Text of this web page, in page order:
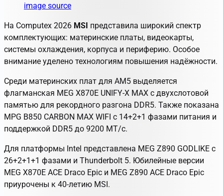
image source
На Computex 2026 MSI представила широкий спектр
комплектующих: материнские платы, видеокарты,
системы охлаждения, корпуса и периферию. Особое
внимание уделено технологиям повышения надёжности.
Среди материнских плат для AM5 выделяется
флагманская MEG X870E UNIFY-X MAX с двухслотовой
памятью для рекордного разгона DDR5. Также показана
MPG B850 CARBON MAX WIFI с 14+2+1 фазами питания и
поддержкой DDR5 до 9200 МТ/с.
Для платформы Intel представлена MEG Z890 GODLIKE с
26+2+1+1 фазами и Thunderbolt 5. Юбилейные версии
MEG X870E ACE Draco Epic и MEG Z890 ACE Draco Epic
приурочены к 40-летию MSI.